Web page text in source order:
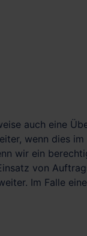
auch eine
wenn dies
wir ein
von
Im Falle